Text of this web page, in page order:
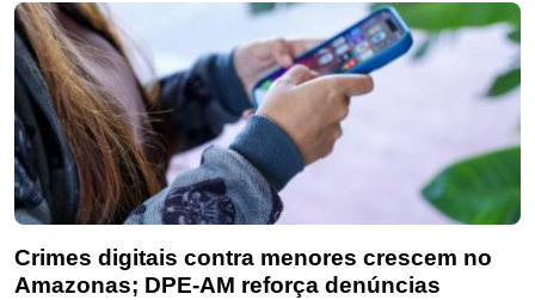
Crimes digitais contra menores crescem no
Amazonas; DPE-AM reforça denúncias